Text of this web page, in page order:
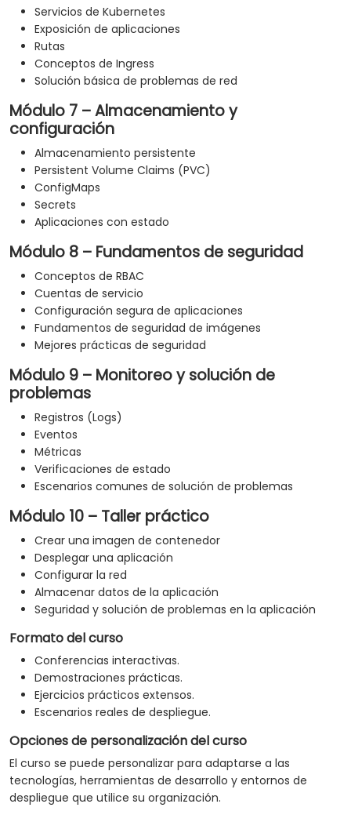
Servicios de Kubernetes
Exposición de aplicaciones
Rutas
Conceptos de Ingress
Solución básica de problemas de red
Módulo 7 – Almacenamiento y
configuración
Almacenamiento persistente
Persistent Volume Claims (PVC)
ConfigMaps
Secrets
Aplicaciones con estado
Módulo 8 – Fundamentos de seguridad
Conceptos de RBAC
Cuentas de servicio
Configuración segura de aplicaciones
Fundamentos de seguridad de imágenes
Mejores prácticas de seguridad
Módulo 9 – Monitoreo y solución de
problemas
Registros (Logs)
Eventos
Métricas
Verificaciones de estado
Escenarios comunes de solución de problemas
Módulo 10 – Taller práctico
Crear una imagen de contenedor
Desplegar una aplicación
Configurar la red
Almacenar datos de la aplicación
Seguridad y solución de problemas en la aplicación
Formato del curso
Conferencias interactivas.
Demostraciones prácticas.
Ejercicios prácticos extensos.
Escenarios reales de despliegue.
Opciones de personalización del curso
El curso se puede personalizar para adaptarse a las
tecnologías, herramientas de desarrollo y entornos de
despliegue que utilice su organización.